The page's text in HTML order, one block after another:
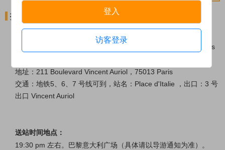
接站地点
Paris
地址：211 Boulevard Vincent Auriol，75013 Paris
交通：地铁5、6、7 号线可到，站名：Place d'Italie ， 出口：3 号
出口 Vincent Auriol
送站时间地点：
19:30 pm 左右。巴黎意大利广场（具体请以导游通知为准）。
登入
访客登录